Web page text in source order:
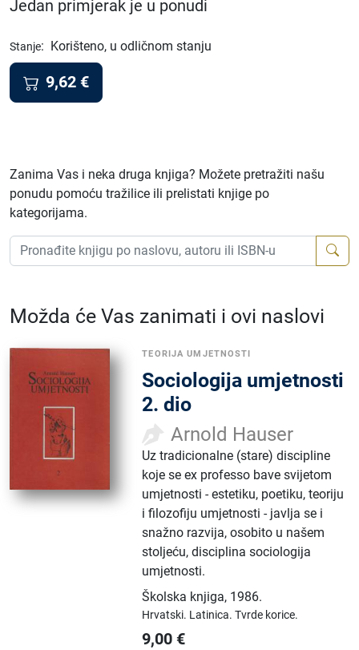
Jedan primjerak je u ponudi
Stanje: Korišteno, u odličnom stanju
9,62 €
Zanima Vas i neka druga knjiga? Možete pretražiti našu
ponudu pomoću tražilice ili prelistati knjige po
kategorijama.
Možda će Vas zanimati i ovi naslovi
TEORIJA UMJETNOSTI
Sociologija umjetnosti
2. dio
Arnold Hauser
Uz tradicionalne (stare) discipline
koje se ex professo bave svijetom
umjetnosti - estetiku, poetiku, teoriju
i filozofiju umjetnosti - javlja se i
snažno razvija, osobito u našem
stoljeću, disciplina sociologija
umjetnosti.
Školska knjiga, 1986.
Hrvatski. Latinica.Tvrde korice.
9,00 €